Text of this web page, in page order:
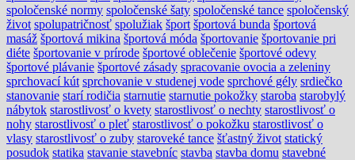
spoločenské normy spoločenské šaty spoločenské tance spoločenský
život spolupatričnosť spolužiak šport športová bunda športová
masáž športová mikina športová móda športovanie športovanie pri
diéte športovanie v prírode športové oblečenie športové odevy
športové plávanie športové zásady spracovanie ovocia a zeleniny
sprchovací kút sprchovanie v studenej vode sprchové gély srdiečko
stanovanie starí rodičia starnutie starnutie pokožky staroba starobylý
nábytok starostlivosť o kvety starostlivosť o nechty starostlivosť o
nohy starostlivosť o pleť starostlivosť o pokožku starostlivosť o
vlasy starostlivosť o zuby staroveké tance šťastný život statický
posudok statika stavanie stavebníc stavba stavba domu stavebné